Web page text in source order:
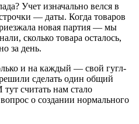
Учет изначально велся в
— даты. Когда товаров
новая партия — мы
сколько товара осталось,
за день.
и на каждый — свой гугл-
сделать один общий
считать нам стало
о создании нормального